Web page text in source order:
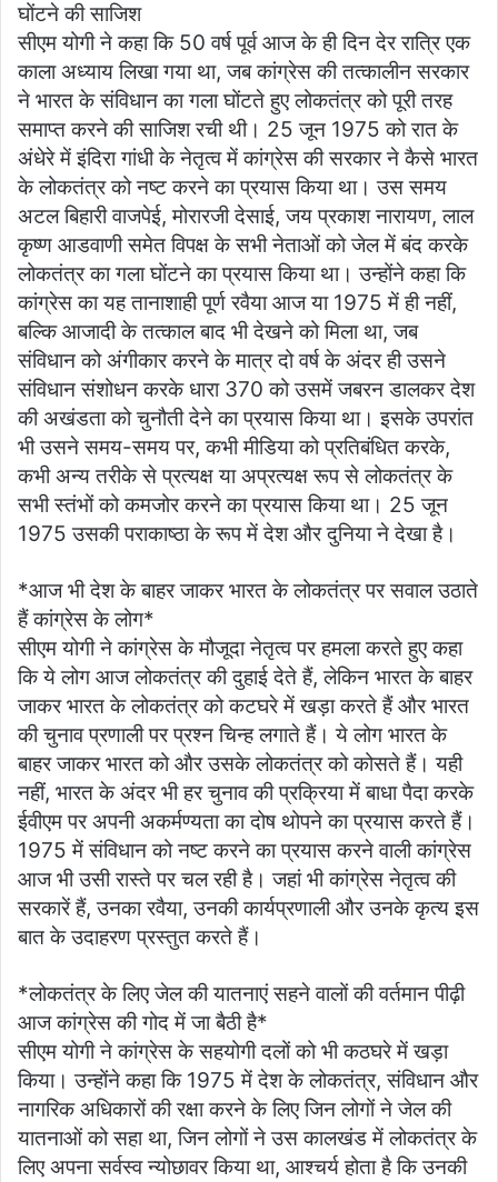
घोंटने की साजिश
सीएम योगी ने कहा कि 50 वर्ष पूर्व आज के ही दिन देर रात्रि एक
काला अध्याय लिखा गया था, जब कांग्रेस की तत्कालीन सरकार
ने भारत के संविधान का गला घोंटते हुए लोकतंत्र को पूरी तरह
समाप्त करने की साजिश रची थी। 25 जून 1975 को रात के
अंधेरे में इंदिरा गांधी के नेतृत्व में कांग्रेस की सरकार ने कैसे भारत
के लोकतंत्र को नष्ट करने का प्रयास किया था। उस समय
अटल बिहारी वाजपेई, मोरारजी देसाई, जय प्रकाश नारायण, लाल
कृष्ण आडवाणी समेत विपक्ष के सभी नेताओं को जेल में बंद करके
लोकतंत्र का गला घोंटने का प्रयास किया था। उन्होंने कहा कि
कांग्रेस का यह तानाशाही पूर्ण रवैया आज या 1975 में ही नहीं,
बल्कि आजादी के तत्काल बाद भी देखने को मिला था, जब
संविधान को अंगीकार करने के मात्र दो वर्ष के अंदर ही उसने
संविधान संशोधन करके धारा 370 को उसमें जबरन डालकर देश
की अखंडता को चुनौती देने का प्रयास किया था। इसके उपरांत
भी उसने समय-समय पर, कभी मीडिया को प्रतिबंधित करके,
कभी अन्य तरीके से प्रत्यक्ष या अप्रत्यक्ष रूप से लोकतंत्र के
सभी स्तंभों को कमजोर करने का प्रयास किया था। 25 जून
1975 उसकी पराकाष्ठा के रूप में देश और दुनिया ने देखा है।
*आज भी देश के बाहर जाकर भारत के लोकतंत्र पर सवाल उठाते
हैं कांग्रेस के लोग*
सीएम योगी ने कांग्रेस के मौजूदा नेतृत्व पर हमला करते हुए कहा
कि ये लोग आज लोकतंत्र की दुहाई देते हैं, लेकिन भारत के बाहर
जाकर भारत के लोकतंत्र को कटघरे में खड़ा करते हैं और भारत
की चुनाव प्रणाली पर प्रश्न चिन्ह लगाते हैं। ये लोग भारत के
बाहर जाकर भारत को और उसके लोकतंत्र को कोसते हैं। यही
नहीं, भारत के अंदर भी हर चुनाव की प्रक्रिया में बाधा पैदा करके
ईवीएम पर अपनी अकर्मण्यता का दोष थोपने का प्रयास करते हैं।
1975 में संविधान को नष्ट करने का प्रयास करने वाली कांग्रेस
आज भी उसी रास्ते पर चल रही है। जहां भी कांग्रेस नेतृत्व की
सरकारें हैं, उनका रवैया, उनकी कार्यप्रणाली और उनके कृत्य इस
बात के उदाहरण प्रस्तुत करते हैं।
*लोकतंत्र के लिए जेल की यातनाएं सहने वालों की वर्तमान पीढ़ी
आज कांग्रेस की गोद में जा बैठी है*
सीएम योगी ने कांग्रेस के सहयोगी दलों को भी कठघरे में खड़ा
किया। उन्होंने कहा कि 1975 में देश के लोकतंत्र, संविधान और
नागरिक अधिकारों की रक्षा करने के लिए जिन लोगों ने जेल की
यातनाओं को सहा था, जिन लोगों ने उस कालखंड में लोकतंत्र के
लिए अपना सर्वस्व न्योछावर किया था, आश्चर्य होता है कि उनकी